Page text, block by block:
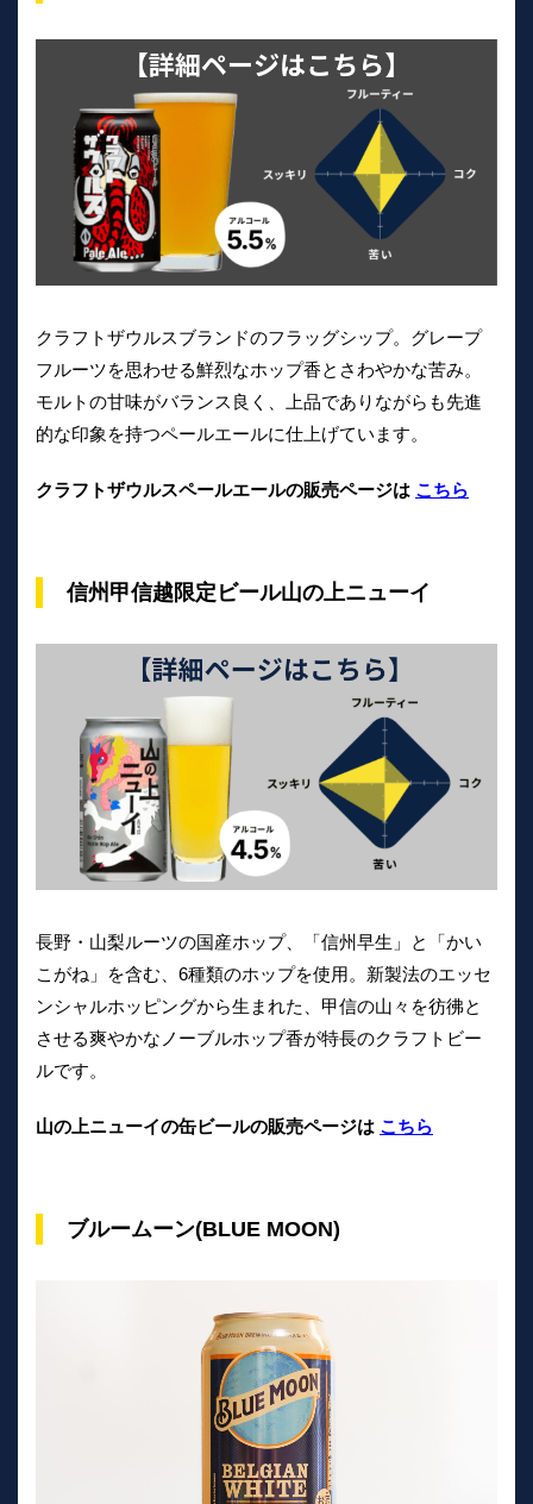
クラフトザウルスブランドのフラッグシップ。グレープ
フルーツを思わせる鮮烈なホップ香とさわやかな苦み。
モルトの甘味がバランス良く、上品でありながらも先進
的な印象を持つペールエールに仕上げています。
クラフトザウルスペールエールの販売ページは こちら
信州甲信越限定ビール山の上ニューイ
長野・山梨ルーツの国産ホップ、「信州早生」と「かい
こがね」を含む、6種類のホップを使用。新製法のエッセ
ンシャルホッピングから生まれた、甲信の山々を彷彿と
させる爽やかなノーブルホップ香が特長のクラフトビー
ルです。
山の上ニューイの缶ビールの販売ページは こちら
ブルームーン(BLUE MOON)